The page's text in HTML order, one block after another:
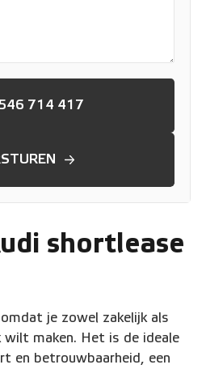
714 417
shortlease
je zowel zakelijk als
wilt maken. Het is de ideale
en betrouwbaarheid, een